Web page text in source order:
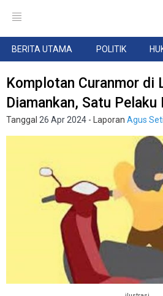
BERITA UTAMA POLITIK
Komplotan Curanmor di
Diamankan, Satu Pelaku
Tanggal 26 Apr 2024 - Laporan Agus